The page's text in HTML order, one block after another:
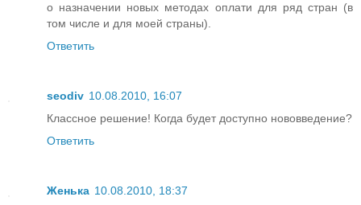
о назначении новых методах оплати для ряд стран (в
том числе и для моей страны).
Ответить
seodiv 10.08.2010, 16:07
Классное решение! Когда будет доступно нововведение?
Ответить
Женька 10.08.2010, 18:37